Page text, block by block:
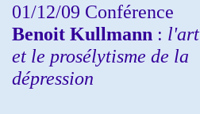
01/12/09 Conférence
Benoit Kullmann : l'art
et le prosélytisme de la
dépression